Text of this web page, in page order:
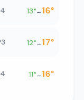
4 13°→16°
3 12°→17°
4 11°→16°